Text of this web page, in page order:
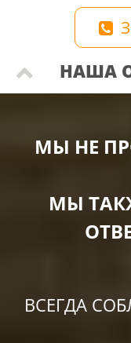
НАША
МЫ НЕ
МЫ
ВСЕГДА